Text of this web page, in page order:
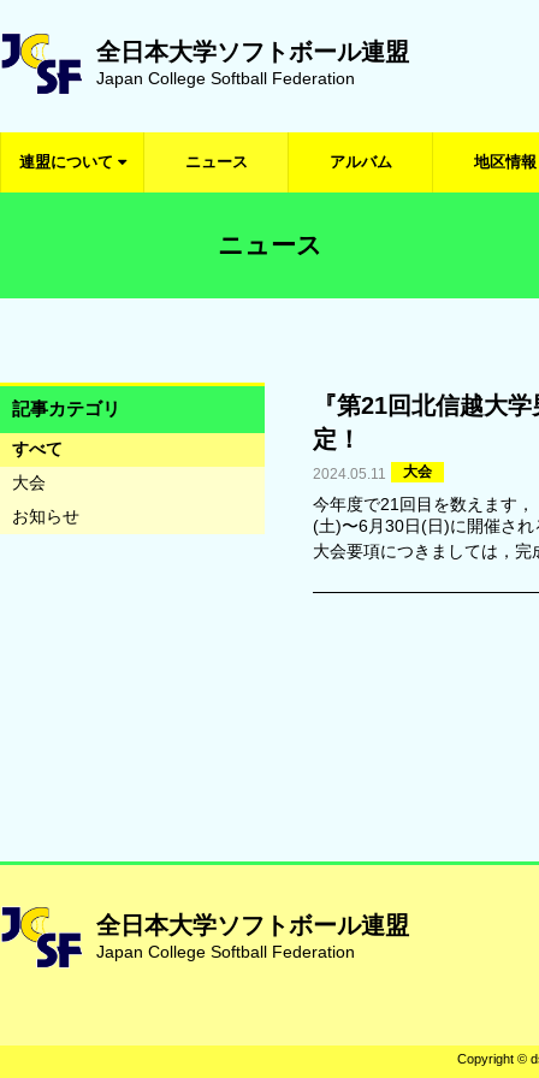
全日本大学ソフトボール連盟
Japan College Softball Federation
連盟について ニュース アルバム 地区情報
ニュース
記事カテゴリ
すべて
大会
お知らせ
『第21回北信越大
定！
2024.05.11 大会
今年度で21回目を数えます
(土)〜6月30日(日)に開催さ
大会要項につきましては，
全日本大学ソフトボール連盟
Japan College Softball Federation
Copyright ©